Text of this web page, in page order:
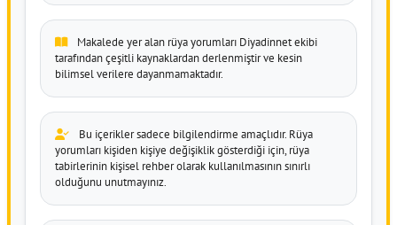
Makalede yer alan rüya yorumları Diyadinnet ekibi
tarafından çeşitli kaynaklardan derlenmiştir ve kesin
bilimsel verilere dayanmamaktadır.
Bu içerikler sadece bilgilendirme amaçlıdır. Rüya
yorumları kişiden kişiye değişiklik gösterdiği için, rüya
tabirlerinin kişisel rehber olarak kullanılmasının sınırlı
olduğunu unutmayınız.